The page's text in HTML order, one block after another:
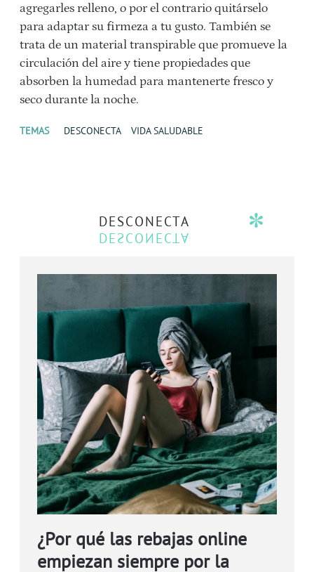
agregarles relleno, o por el contrario quitárselo
para adaptar su firmeza a tu gusto. También se
trata de un material transpirable que promueve la
circulación del aire y tiene propiedades que
absorben la humedad para mantenerte fresco y
seco durante la noche.
TEMAS DESCONECTA VIDA SALUDABLE
DESCONECTA
¿Por qué las rebajas online
empiezan siempre por la